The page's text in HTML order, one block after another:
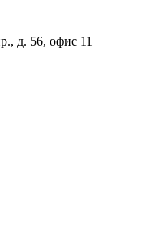
д. 56, офис 11